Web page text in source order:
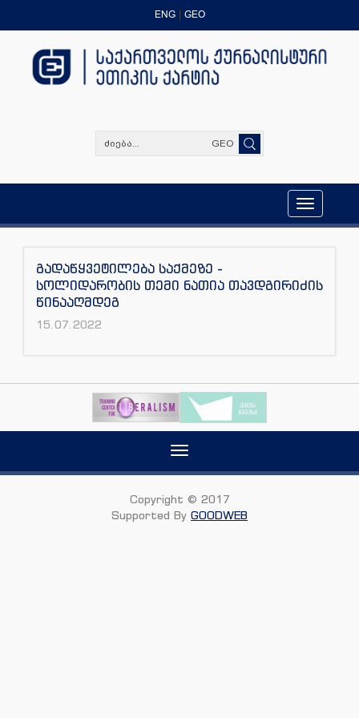
ENG GEO
GEO
Toggle
navigation
გადაწყვეტილება საქმეზე -
სოლიდარობის თემი ნათია თავდგირიძის
წინააღმდეგ
15.07.2022
Toggle
Copyright © 2017
Supported By GOODWEB